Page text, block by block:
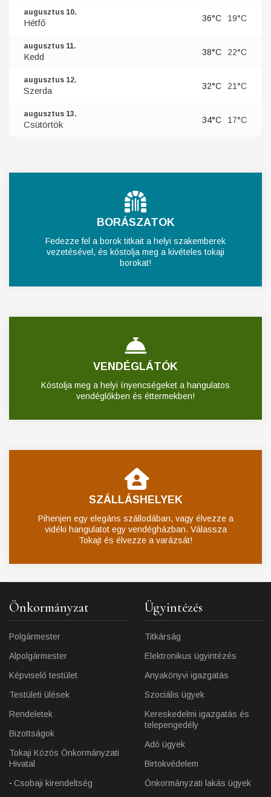
augusztus 10.
Hétfő 36°C 19°C
augusztus 11.
Kedd 38°C 22°C
augusztus 12.
Szerda 32°C 21°C
augusztus 13.
Csütörtök 34°C 17°C
BORÁSZATOK
Fedezze fel a borok titkait a helyi szakemberek
vezetésével, és kóstolja meg a kivételes tokaji
borokat!
VENDÉGLÁTÓK
Kóstolja meg a helyi ínyencségeket a hangulatos
vendéglőkben és éttermekben!
SZÁLLÁSHELYEK
Pihenjen egy elegáns szállodában, vagy élvezze a
vidéki hangulatot egy vendégházban. Válassza
Tokajt és élvezze a varázsát!
Önkormányzat
Polgármester
Alpolgármester
Képviselő testület
Testületi ülések
Rendeletek
Bizottságok
Tokaji Közös Önkormányzati
Hivatal
Csobaji kirendeltség
Ügyintézés
Titkárság
Elektronikus ügyintézés
Anyakönyvi igazgatás
Szociális ügyek
Kereskedelmi igazgatás és
telepengedély
Adó ügyek
Birtokvédelem
Önkormányzati lakás ügyek